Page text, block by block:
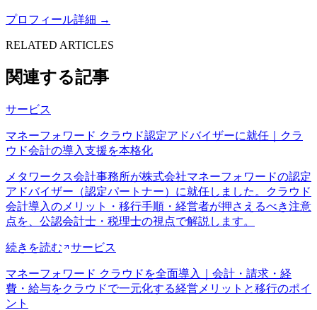
プロフィール詳細 →
RELATED ARTICLES
関連する記事
サービス
マネーフォワード クラウド認定アドバイザーに就任｜クラ
ウド会計の導入支援を本格化
メタワークス会計事務所が株式会社マネーフォワードの認定
アドバイザー（認定パートナー）に就任しました。クラウド
会計導入のメリット・移行手順・経営者が押さえるべき注意
点を、公認会計士・税理士の視点で解説します。
続きを読む サービス
マネーフォワード クラウドを全面導入｜会計・請求・経
費・給与をクラウドで一元化する経営メリットと移行のポイ
ント